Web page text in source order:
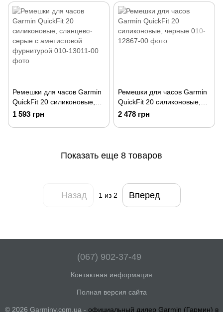
Ремешки для часов Garmin
QuickFit 20 силиконовые,
сланцево-серые с
1 593 грн
Ремешки для часов Garmin
QuickFit 20 силиконовые,
черные
2 478 грн
Показать еще 8 товаров
Назад 1 из 2 Вперед
(067) 902-37-49
Контактная информация
Полная версия сайта
© 2026 Garminy.com.ua - официальный дилер Garmin (Гармин) в